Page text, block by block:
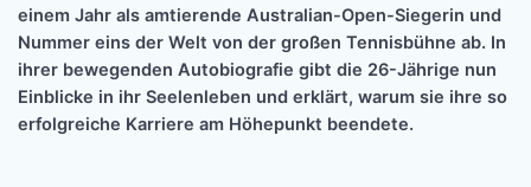
einem Jahr als amtierende Australian-Open-Siegerin und
Nummer eins der Welt von der großen Tennisbühne ab. In
ihrer bewegenden Autobiografie gibt die 26-Jährige nun
Einblicke in ihr Seelenleben und erklärt, warum sie ihre so
erfolgreiche Karriere am Höhepunkt beendete.